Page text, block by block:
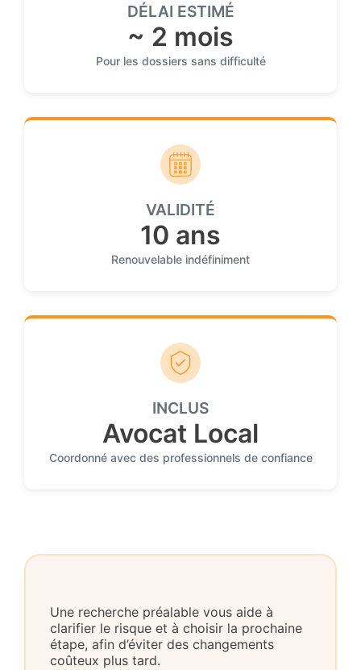
DÉLAI ESTIMÉ
~ 2 mois
Pour les dossiers sans difficulté
VALIDITÉ
10 ans
Renouvelable indéfiniment
INCLUS
Avocat Local
Coordonné avec des professionnels de confiance
Une recherche préalable vous aide à
clarifier le risque et à choisir la prochaine
étape, afin d’éviter des changements
coûteux plus tard.